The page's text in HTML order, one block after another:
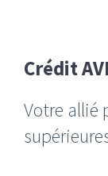
Crédit
Votre allié